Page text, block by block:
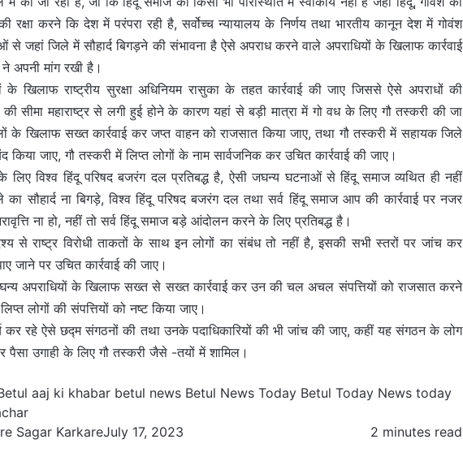
रक्षा करने कि देश में परंपरा रही है, सर्वोच्च न्यायालय के निर्णय तथा भारतीय कानून देश में गोवंश
से जहां जिले में सौहार्द बिगड़ने की संभावना है ऐसे अपराध करने वाले अपराधियों के खिलाफ कार्रवाई
अपनी मांग रखी है।
खिलाफ राष्ट्रीय सुरक्षा अधिनियम रासुका के तहत कार्रवाई की जाए जिससे ऐसे अपराधों की
सीमा महाराष्ट्र से लगी हुई होने के कारण यहां से बड़ी मात्रा में गो वध के लिए गौ तस्करी की जा
के खिलाफ सख्त कार्रवाई कर जप्त वाहन को राजसात किया जाए, तथा गौ तस्करी में सहायक जिले
किया जाए, गौ तस्करी में लिप्त लोगों के नाम सार्वजनिक कर उचित कार्रवाई की जाए।
लिए विश्व हिंदू परिषद बजरंग दल प्रतिबद्ध है, ऐसी जघन्य घटनाओं से हिंदू समाज व्यथित ही नहीं
सौहार्द ना बिगड़े, विश्व हिंदू परिषद बजरंग दल तथा सर्व हिंदू समाज आप की कार्रवाई पर नजर
ना हो, नहीं तो सर्व हिंदू समाज बड़े आंदोलन करने के लिए प्रतिबद्ध है।
से राष्ट्र विरोधी ताकतों के साथ इन लोगों का संबंध तो नहीं है, इसकी सभी स्तरों पर जांच कर
जाने पर उचित कार्रवाई की जाए।
अपराधियों के खिलाफ सख्त से सख्त कार्रवाई कर उन की चल अचल संपत्तियों को राजसात करने
लोगों की संपत्तियों को नष्ट किया जाए।
कर रहे ऐसे छद्म संगठनों की तथा उनके पदाधिकारियों की भी जांच की जाए, कहीं यह संगठन के लोग
पैसा उगाही के लिए गौ तस्करी जैसे -तयों में शामिल।
aaj ki khabar betul news Betul News Today Betul Today News today
Sagar KarkareJuly 17, 2023
2 minutes read